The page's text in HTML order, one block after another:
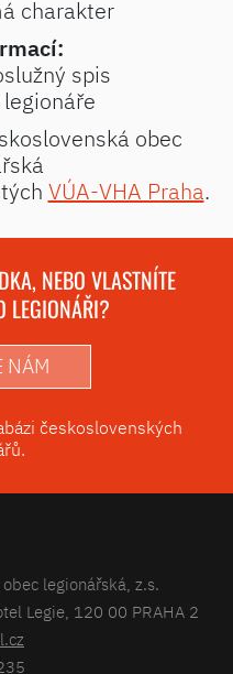
charakter
spis
obec
VÚA-VHA Praha.
NEBO VLASTNÍTE
LEGIONÁŘI?
NÁM
československých
legionářská, z.s.
Legie, 120 00 PRAHA 2